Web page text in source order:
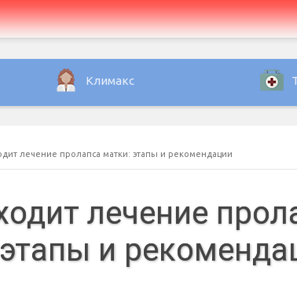
Климакс
лечение пролапса матки: этапы и рекомендации
лечение
и